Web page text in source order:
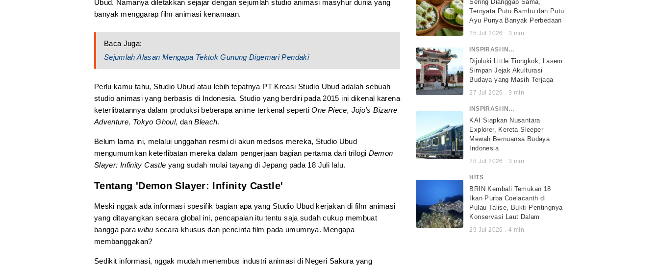
Ubud. Namanya diletakkan sejajar dengan sejumlah studio animasi masyhur dunia yang
banyak menggarap film animasi kenamaan.
Baca Juga:
Sejumlah Alasan Mengapa Tektok Gunung Digemari Pendaki
Perlu kamu tahu, Studio Ubud atau lebih tepatnya PT Kreasi Studio Ubud adalah sebuah
studio animasi yang berbasis di Indonesia. Studio yang berdiri pada 2015 ini dikenal karena
keterlibatannya dalam produksi beberapa anime terkenal sepertiOne Piece, Jojo's Bizarre
Adventure, Tokyo Ghoul, danBleach.
Belum lama ini, melalui unggahan resmi di akun medsos mereka, Studio Ubud
mengumumkan keterlibatan mereka dalam pengerjaan bagian pertama dari trilogi Demon
Slayer: Infinity Castle yang sudah mulai tayang di Jepang pada 18 Juli lalu.
Tentang 'Demon Slayer: Infinity Castle'
Meski nggak ada informasi spesifik bagian apa yang Studio Ubud kerjakan di film animasi
yang ditayangkan secara global ini, pencapaian itu tentu saja sudah cukup membuat
bangga parawibusecara khusus dan pencinta film pada umumnya. Mengapa
membanggakan?
Sedikit informasi, nggak mudah menembus industri animasi di Negeri Sakura yang
Sering Dianggap Sama,
Ternyata Putu Bambu dan Putu
Ayu Punya Banyak Perbedaan
25 Jul 2026 . 3 min
INSPIRASI INDONESIA
Dijuluki Little Tiongkok, Lasem
Simpan Jejak Akulturasi
Budaya yang Masih Terjaga
27 Jul 2026 . 3 min
INSPIRASI INDONESIA
KAI Siapkan Nusantara
Explorer, Kereta Sleeper
Mewah Bernuansa Budaya
Indonesia
28 Jul 2026 . 3 min
HITS
BRIN Kembali Temukan 18
Ikan Purba Coelacanth di
Pulau Talise, Bukti Pentingnya
Konservasi Laut Dalam
29 Jul 2026 . 4 min